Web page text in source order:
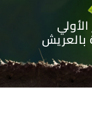
بالعريش